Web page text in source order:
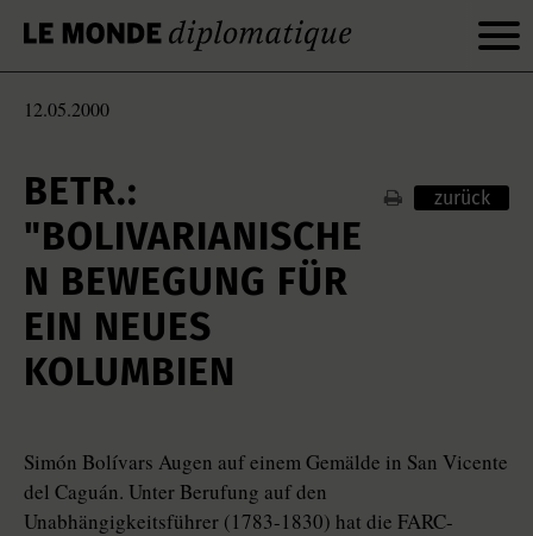
12.05.2000
BETR.:
"BOLIVARIANISCHE
N BEWEGUNG FÜR
EIN NEUES
KOLUMBIEN
zurück
Simón Bolívars Augen auf einem Gemälde in San Vicente
del Caguán. Unter Berufung auf den
Unabhängigkeitsführer (1783-1830) hat die FARC-